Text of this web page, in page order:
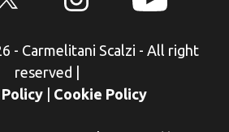
- Carmelitani Scalzi - All right
reserved
Cookie Policy